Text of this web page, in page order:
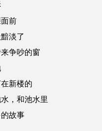
前
淡了
争吵的窗
新楼的
，和池水里
故事